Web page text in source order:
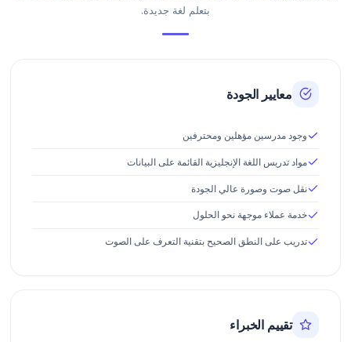
بتعلم لغة جديدة.
معايير الجودة
وجود مدرسين مؤهلين ومحترفين
مواد تدريس اللغة الإنجليزية القائمة على البيانات
نقل صوت وصورة عالي الجودة
خدمة عملاء موجهة نحو الحلول
تدريب على النطق الصحيح بتقنية التعرف على الصوت
تقييم الخبراء